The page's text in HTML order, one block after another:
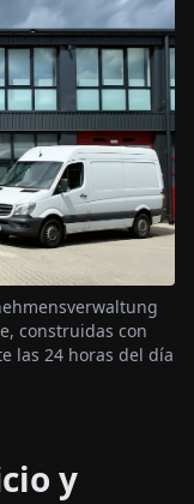
construidas con
las 24 horas del día
y